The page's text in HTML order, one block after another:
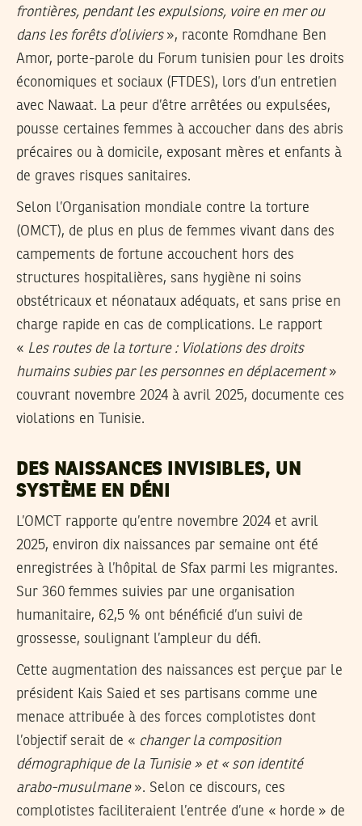
frontières, pendant les expulsions, voire en mer ou
dans les forêts d’oliviers», raconte Romdhane Ben
Amor, porte-parole du Forum tunisien pour les droits
économiques et sociaux (FTDES), lors d’un entretien
avec Nawaat. La peur d’être arrêtées ou expulsées,
pousse certaines femmes à accoucher dans des abris
précaires ou à domicile, exposant mères et enfants à
de graves risques sanitaires.
Selon l’Organisation mondiale contre la torture
(OMCT), de plus en plus de femmes vivant dans des
campements de fortune accouchent hors des
structures hospitalières, sans hygiène ni soins
obstétricaux et néonataux adéquats, et sans prise en
charge rapide en cas de complications. Le rapport
« Les routes de la torture : Violations des droits
humains subies par les personnes en déplacement»
couvrant novembre 2024 à avril 2025, documente ces
violations en Tunisie.
DES NAISSANCES INVISIBLES, UN
SYSTÈME EN DÉNI
L’OMCT rapporte qu’entre novembre 2024 et avril
2025, environ dix naissances par semaine ont été
enregistrées à l’hôpital de Sfax parmi les migrantes.
Sur 360 femmes suivies par une organisation
humanitaire, 62,5 % ont bénéficié d’un suivi de
grossesse, soulignant l’ampleur du défi.
Cette augmentation des naissances est perçue par le
président Kais Saied et ses partisans comme une
menace attribuée à des forces complotistes dont
l’objectif serait de « changer la composition
démographique de la Tunisie » et « son identité
arabo-musulmane». Selon ce discours, ces
complotistes faciliteraient l’entrée d’une « horde » de